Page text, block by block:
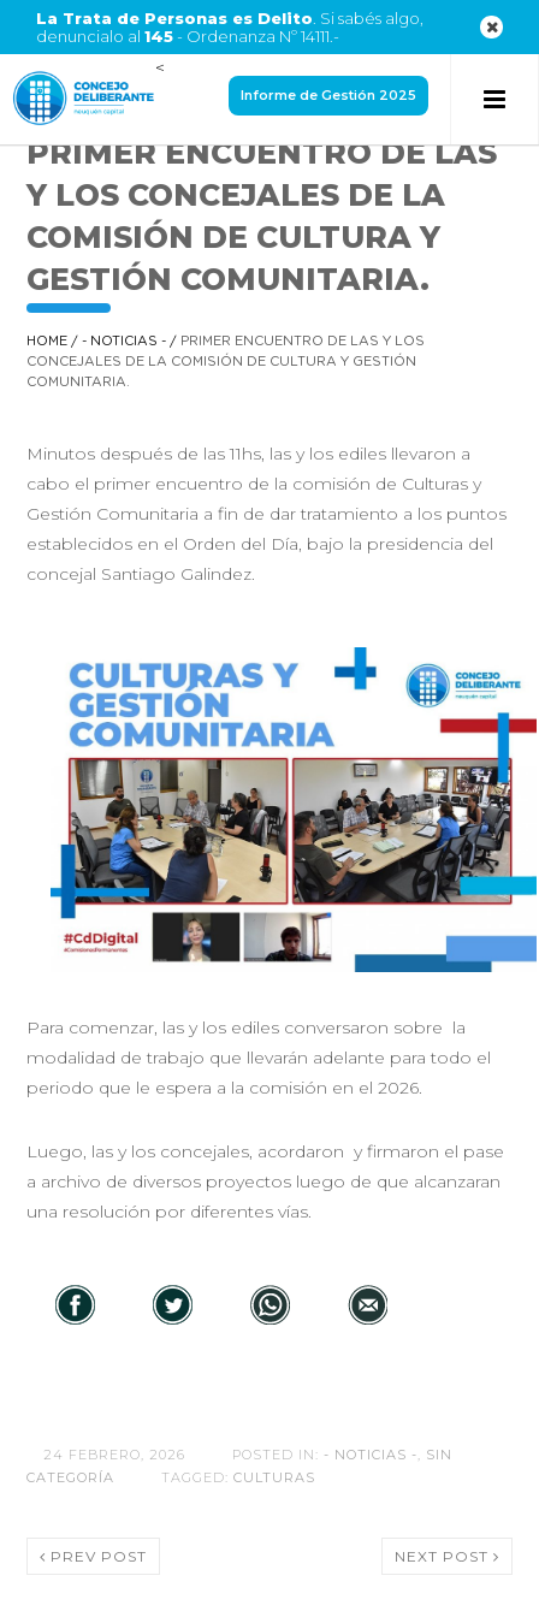
La Trata de Personas es Delito . Si sabés algo,
denuncialo al 145- Ordenanza Nº 14111.-
<
Informe de Gestión 2025
PRIMER ENCUENTRO DE LAS
Y LOS CONCEJALES DE LA
COMISIÓN DE CULTURA Y
GESTIÓN COMUNITARIA.
HOME /- NOTICIAS - / PRIMER ENCUENTRO DE LAS Y LOS
CONCEJALES DE LA COMISIÓN DE CULTURA Y GESTIÓN
COMUNITARIA.
Minutos después de las 11hs, las y los ediles llevaron a
cabo el primer encuentro de la comisión de Culturas y
Gestión Comunitaria a fin de dar tratamiento a los puntos
establecidos en el Orden del Día, bajo la presidencia del
concejal Santiago Galindez.
Para comenzar, las y los ediles conversaron sobre la
modalidad de trabajo que llevarán adelante para todo el
periodo que le espera a la comisión en el 2026.
Luego, las y los concejales, acordaron y firmaron el pase
a archivo de diversos proyectos luego de que alcanzaran
una resolución por diferentes vías.
24 FEBRERO, 2026 POSTED IN: - NOTICIAS -, SIN
CATEGORÍA
TAGGED:CULTURAS
PREV POST NEXT POST